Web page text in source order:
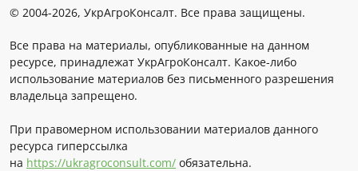
© 2004-2026, УкрАгроКонсалт. Все права защищены.
Все права на материалы, опубликованные на данном
ресурсе, принадлежат УкрАгроКонсалт. Какое-либо
использование материалов без письменного разрешения
владельца запрещено.
При правомерном использовании материалов данного
ресурса гиперссылка
на https://ukragroconsult.com/ обязательна.